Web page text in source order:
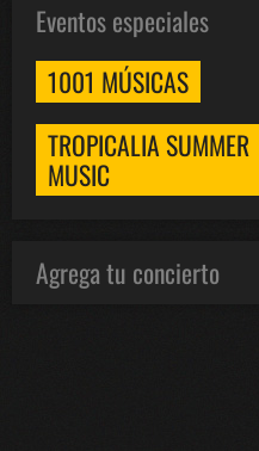
Eventos especiales
1001 MÚSICAS
TROPICALIA SUMMER
MUSIC
Agrega tu concierto